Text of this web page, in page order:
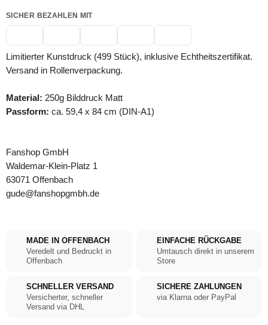
SICHER BEZAHLEN MIT
Limitierter Kunstdruck (499 Stück), inklusive Echtheitszertifikat.
Versand in Rollenverpackung.
Material: 250g Bilddruck Matt
Passform: ca. 59,4 x 84 cm (DIN-A1)
Fanshop GmbH
Waldemar-Klein-Platz 1
63071 Offenbach
gude@fanshopgmbh.de
MADE IN OFFENBACH
Veredelt und Bedruckt in
Offenbach
EINFACHE RÜCKGABE
Umtausch direkt in unserem
Store
SCHNELLER VERSAND
Versicherter, schneller
Versand via DHL
SICHERE ZAHLUNGEN
via Klarna oder PayPal